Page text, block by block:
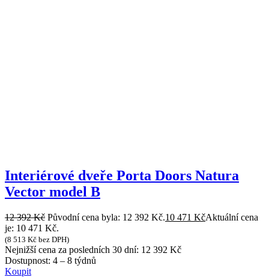
Interiérové dveře Porta Doors Natura
Vector model B
12 392Kč Původní cena byla: 12 392 Kč.10 471 KčAktuální cena
je: 10 471 Kč.
(8 513 Kč bez DPH)
Nejnižší cena za posledních 30 dní: 12 392 Kč
Dostupnost: 4 – 8 týdnů
Koupit